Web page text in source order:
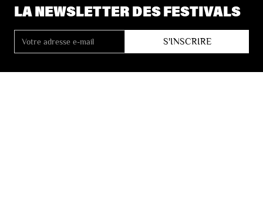
LA NEWSLETTER DES FESTIVALS